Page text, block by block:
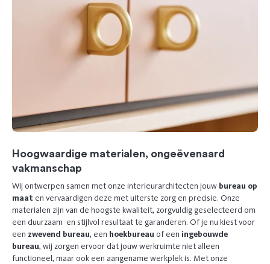
Hoogwaardige materialen, ongeëvenaard
vakmanschap
Wij ontwerpen samen met onze interieurarchitecten jouw bureau op
maat en vervaardigen deze met uiterste zorg en precisie. Onze
materialen zijn van de hoogste kwaliteit, zorgvuldig geselecteerd om
een duurzaam en stijlvol resultaat te garanderen. Of je nu kiest voor
een zwevend bureau, een hoekbureauof een ingebouwde
bureau, wij zorgen ervoor dat jouw werkruimte niet alleen
functioneel, maar ook een aangename werkplek is. Met onze